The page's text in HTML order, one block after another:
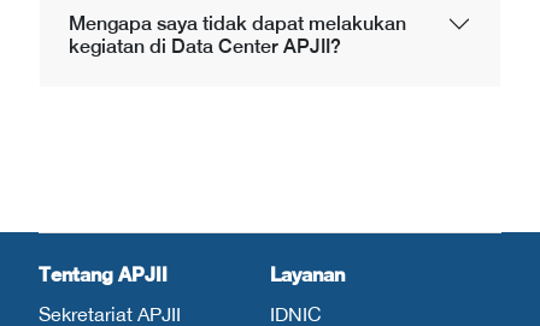
Mengapa saya tidak dapat melakukan
kegiatan di Data Center APJII?
Tentang APJII
Sekretariat APJII
Layanan
IDNIC